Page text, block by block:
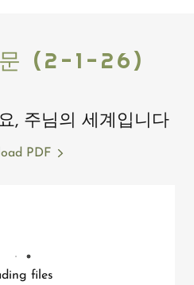
(2-1-26)
, 주님의 세계입니다
PDF
files